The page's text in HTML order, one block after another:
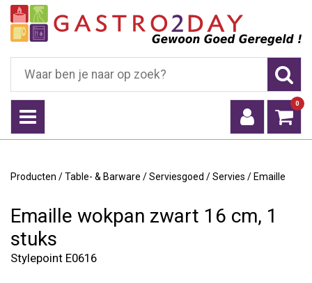
0
Producten /Table- & Barware /Serviesgoed /Servies / Emaille
Emaille wokpan zwart 16 cm, 1
stuks
Stylepoint E0616